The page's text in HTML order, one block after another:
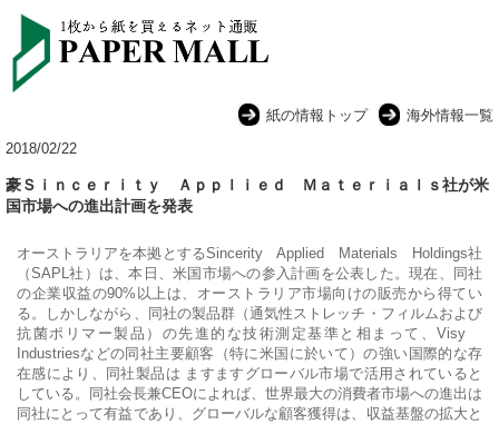
紙の情報トップ
海外情報一覧
2018/02/22
豪Ｓｉｎｃｅｒｉｔｙ Ａｐｐｌｉｅｄ Ｍａｔｅｒｉａｌｓ社が米
国市場への進出計画を発表
オーストラリアを本拠とするSincerity Applied Materials Holdings社
（SAPL社）は、本日、米国市場への参入計画を公表した。現在、同社
の企業収益の90%以上は、オーストラリア市場向けの販売から得てい
る。
しかしながら、同社の製品群（通気性ストレッチ・フィルムおよび
抗菌ポリマー製品）の先進的な技術測定基準と相まって、Visy
Industriesなどの同社主要顧客（特に米国に於いて）の強い国際的な存
在感により、同社製品は ますますグローバル市場で活用されていると
している。同社会長兼CEOによれば、世界最大の消費者市場への進出は
同社にとって有益であり、グローバルな顧客獲得は、収益基盤の拡大と